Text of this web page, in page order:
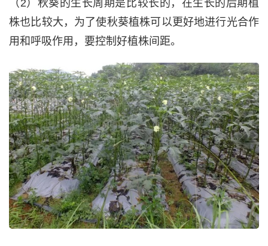
（2）秋葵的生长周期是比较长的，在生长的后期植
株也比较大，为了使秋葵植株可以更好地进行光合作
用和呼吸作用，要控制好植株间距。